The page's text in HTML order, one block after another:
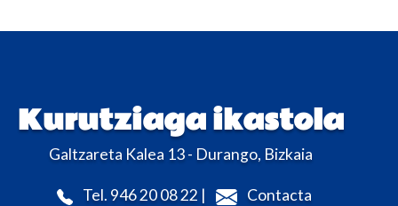
Kurutziaga ikastola
Galtzareta Kalea 13 - Durango, Bizkaia
Tel. 946 20 08 22 | Contacta